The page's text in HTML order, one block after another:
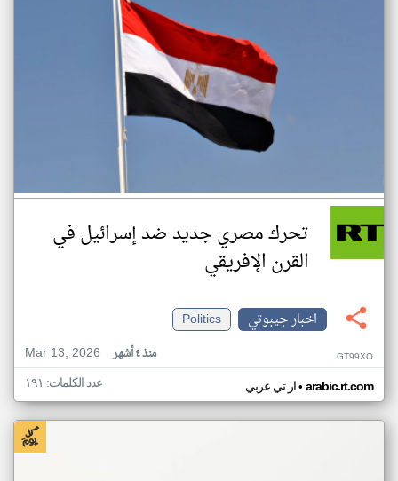
تحرك مصري جديد ضد إسرائيل في
القرن الإفريقي
اخبار جيبوتي
Politics
Mar 13, 2026
منذ ٤ أشهر GT99XO
ار تي عربي• arabic.rt.com عدد الكلمات: ١٩١